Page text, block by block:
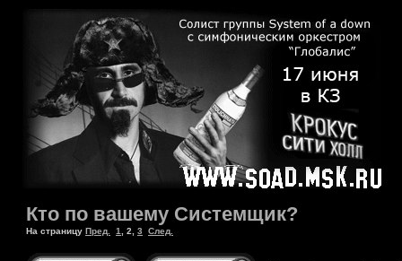
Кто по вашему Системщик?
На страницу Пред. 1 2 3 След.